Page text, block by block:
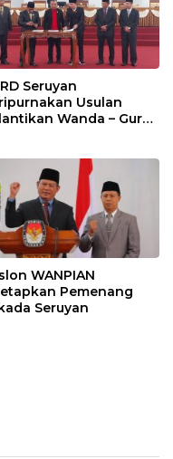
Seruyan
Usulan
Wanda – Guru
WANPIAN
Pemenang
Seruyan